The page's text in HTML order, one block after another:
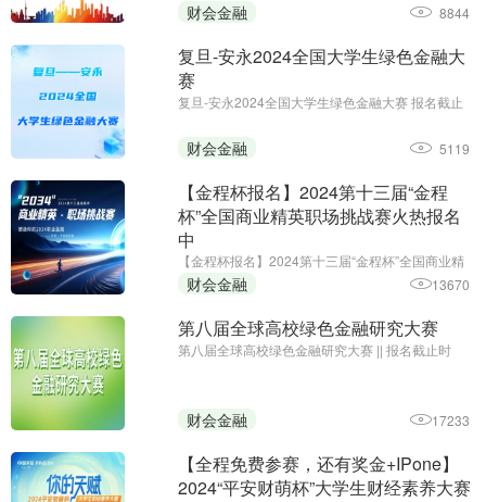
财会金融 8844
复旦-安永2024全国大学生绿色金融大
赛
复旦-安永2024全国大学生绿色金融大赛 报名截止
的发展，传播绿色金融理念，培养新生研究力量，
复旦大学国际金融学院联合安永华明会计师事务所
财会金融 5119
【金程杯报名】2024第十三届“金程
杯”全国商业精英职场挑战赛火热报名
中
【金程杯报名】2024第十三届“金程杯”全国商业精
英职场挑战赛火热报名中||初赛截止时间：2024年
10月20日
财会金融 13670
第八届全球高校绿色金融研究大赛
第八届全球高校绿色金融研究大赛 || 报名截止时
财会金融 17233
【全程免费参赛，还有奖金+IPone】
2024“平安财萌杯”大学生财经素养大赛